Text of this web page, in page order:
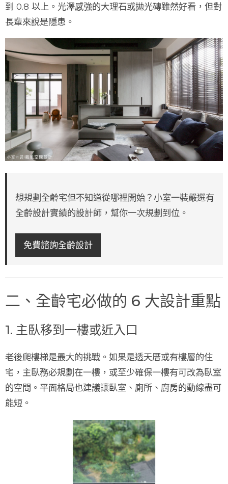
到 0.8 以上。光澤感強的大理石或拋光磚雖然好看，但對
長輩來說是隱患。
想規劃全齡宅但不知道從哪裡開始？小室一裝嚴選有
全齡設計實績的設計師，幫你一次規劃到位。
免費諮詢全齡設計
二、全齡宅必做的 6 大設計重點
1. 主臥移到一樓或近入口
老後爬樓梯是最大的挑戰。如果是透天厝或有樓層的住
宅， 主臥務必規劃在一樓 ，或至少確保一樓有可改為臥室
的空間。平面格局也建議讓臥室、廁所、廚房的動線盡可
能短。